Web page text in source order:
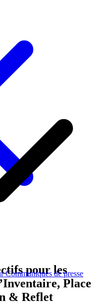
Communiqués de presse
pour les
Place
& Reflet